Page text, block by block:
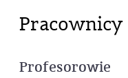
Pracownicy
Profesorowie